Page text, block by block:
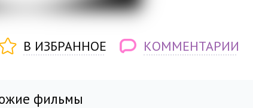
В ИЗБРАННОЕ КОММЕНТАРИИ
фильмы